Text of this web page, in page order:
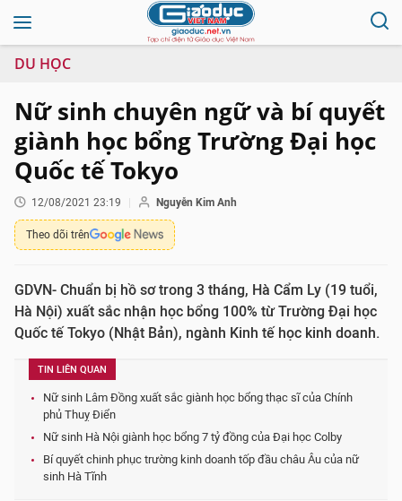
DU HỌC
Nữ sinh chuyên ngữ và bí quyết
giành học bổng Trường Đại học
Quốc tế Tokyo
12/08/2021 23:19 Nguyễn Kim Anh
Theo dõi trên
GDVN- Chuẩn bị hồ sơ trong 3 tháng, Hà Cẩm Ly (19 tuổi,
Hà Nội) xuất sắc nhận học bổng 100% từ Trường Đại học
Quốc tế Tokyo (Nhật Bản), ngành Kinh tế học kinh doanh.
TIN LIÊN QUAN
Nữ sinh Lâm Đồng xuất sắc giành học bổng thạc sĩ của Chính
phủ Thuỵ Điển
Nữ sinh Hà Nội giành học bổng 7 tỷ đồng của Đại học Colby
Bí quyết chinh phục trường kinh doanh tốp đầu châu Âu của nữ
sinh Hà Tĩnh